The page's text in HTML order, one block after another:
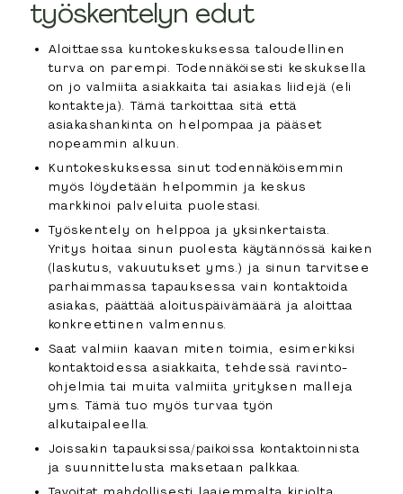
työskentelyn edut
Aloittaessa kuntokeskuksessa taloudellinen
turva on parempi. Todennäköisesti keskuksella
on jo valmiita asiakkaita tai asiakas liidejä (eli
kontakteja). Tämä tarkoittaa sitä että
asiakashankinta on helpompaa ja pääset
nopeammin alkuun.
Kuntokeskuksessa sinut todennäköisemmin
myös löydetään helpommin ja keskus
markkinoi palveluita puolestasi.
Työskentely on helppoa ja yksinkertaista.
Yritys hoitaa sinun puolesta käytännössä kaiken
(laskutus, vakuutukset yms.) ja sinun tarvitsee
parhaimmassa tapauksessa vain kontaktoida
asiakas, päättää aloituspäivämäärä ja aloittaa
konkreettinen valmennus.
Saat valmiin kaavan miten toimia, esimerkiksi
kontaktoidessa asiakkaita, tehdessä ravinto-
ohjelmia tai muita valmiita yrityksen malleja
yms. Tämä tuo myös turvaa työn
alkutaipaleella.
Joissakin tapauksissa/paikoissa kontaktoinnista
ja suunnittelusta maksetaan palkkaa.